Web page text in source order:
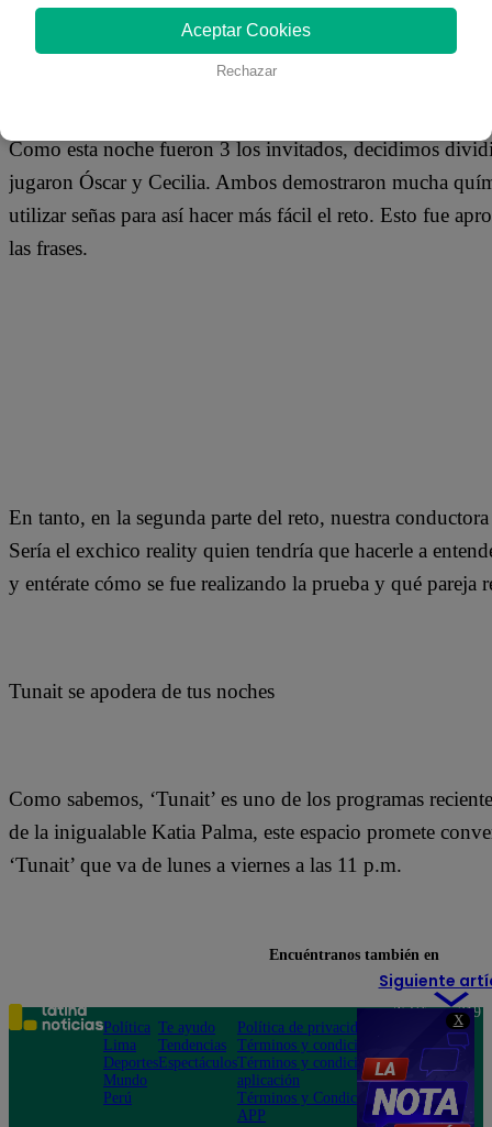
X
La mecánica del juego es súper sencilla. Óscar, Gino y
Como esta noche fueron 3 los invitados, decidimos
jugaron Óscar y Cecilia. Ambos demostraron mucha
utilizar señas para así hacer más fácil el reto. Esto fue
las frases.
En tanto, en la segunda parte del reto, nuestra
Sería el exchico reality quien tendría que hacerle a
y entérate cómo se fue realizando la prueba y qué pareja
Tunait se apodera de tus noches
Como sabemos, ‘Tunait’ es uno de los programas
de la inigualable Katia Palma, este espacio promete
‘Tunait’ que va de lunes a viernes a las 11 p.m.
Siguiente
Aceptar Cookies
Rechazar
Encuéntranos también en
Política
Lima
Deportes
Mundo
Perú
Te ayudo
Tendencias
Espectáculos
Política de privacidad
Términos y condiciones
Términos y condiciones
aplicación
Términos y Condiciones
APP
Teléfono: 219
Av. San
Felipe 968
Jesús María